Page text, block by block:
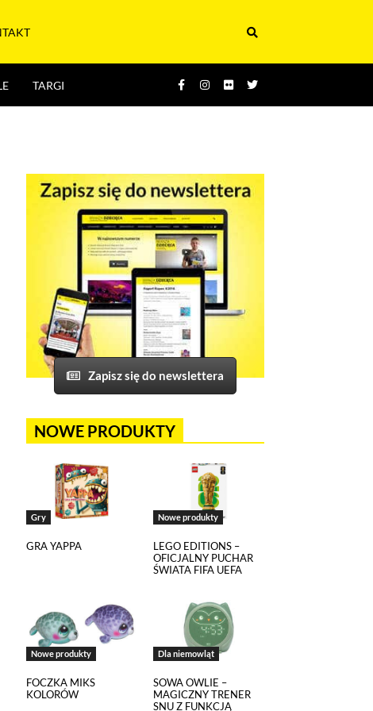
TARGI
Zapisz się do newslettera
NOWE PRODUKTY
Gry
GRA YAPPA
Nowe produkty
LEGO EDITIONS –
OFICJALNY PUCHAR
ŚWIATA FIFA UEFA
Nowe produkty
FOCZKA MIKS
KOLORÓW
Dla niemowląt
SOWA OWLIE –
MAGICZNY TRENER
SNU Z FUNKCJĄ